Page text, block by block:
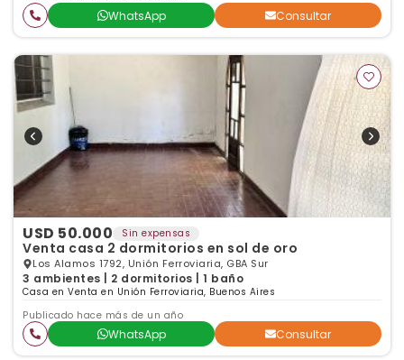
WhatsApp Consultar
USD 50.000 Sin expensas
Venta casa 2 dormitorios en sol de oro
Los Alamos 1792, Unión Ferroviaria, GBA Sur
3 ambientes | 2 dormitorios | 1 baño
Casa en Venta en Unión Ferroviaria, Buenos Aires
Publicado hace más de un año
WhatsApp Consultar